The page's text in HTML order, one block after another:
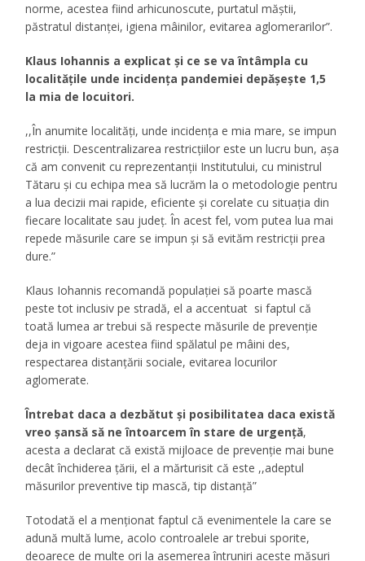
norme, acestea fiind arhicunoscute, purtatul măștii,
păstratul distanței, igiena mâinilor, evitarea aglomerarilor”.
Klaus Iohannis a explicat și ce se va întâmpla cu
localitățile unde incidența pandemiei depășește 1,5
la mia de locuitori.
,,În anumite localități, unde incidența e mia mare, se impun
restricții. Descentralizarea restricțiilor este un lucru bun, așa
că am convenit cu reprezentanții Institutului, cu ministrul
Tătaru și cu echipa mea să lucrăm la o metodologie pentru
a lua decizii mai rapide, eficiente și corelate cu situația din
fiecare localitate sau județ. În acest fel, vom putea lua mai
repede măsurile care se impun și să evităm restricții prea
dure.”
Klaus Iohannis recomandă populației să poarte mască
peste tot inclusiv pe stradă, el a accentuat si faptul că
toată lumea ar trebui să respecte măsurile de prevenție
deja in vigoare acestea fiind spălatul pe mâini des,
respectarea distanțării sociale, evitarea locurilor
aglomerate.
Întrebat daca a dezbătut și posibilitatea daca există
vreo șansă să ne întoarcem în stare de urgență,
acesta a declarat că există mijloace de prevenție mai bune
decât închiderea țării, el a mărturisit că este ,,adeptul
măsurilor preventive tip mască, tip distanță”
Totodată el a menționat faptul că evenimentele la care se
adună multă lume, acolo controalele ar trebui sporite,
deoarece de multe ori la asemerea întruniri aceste măsuri